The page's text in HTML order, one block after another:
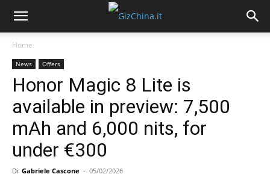
Home
News Offers
Honor Magic 8 Lite is
available in preview: 7,500
mAh and 6,000 nits, for
under €300
Di Gabriele Cascone - 05/02/2026